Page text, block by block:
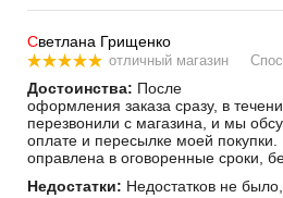
Светлана Грищенко
отличный магазин
Достоинства: После
оформления заказа сразу, в
перезвонили с магазина, и мы
оплате и пересылке моей
оправлена в оговоренные сроки,
Недостатки: Недостатков не